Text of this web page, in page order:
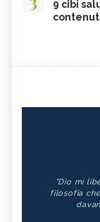
9 cibi
"Dio mi
filosofia